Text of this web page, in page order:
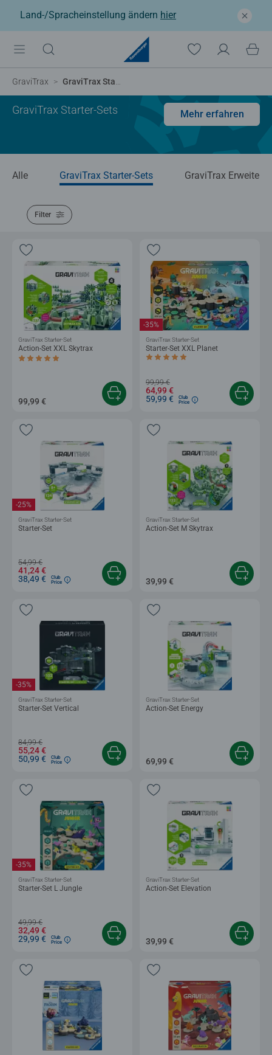
Land-/Spracheinstellung ändern hier
GraviTrax GraviTrax Starter-Set
GraviTrax Starter-Sets Mehr erfahren
Alle GraviTrax Starter-Sets GraviTrax
Filter
Action-Set XXL Skytrax
Durchschnittliche Bewertung 5,0 von 5 Sternen.
GraviTrax Starter-Set
99,99 €
Starter-Set XXL Planet
Durchschnittliche Bewertung 5,0 von 5
-35%
GraviTrax Starter-Set
99,99 €
64,99 €
59,99 €
Club
Price
Starter-Set
-25%
GraviTrax Starter-Set
54,99 €
41,24 €
38,49 €
Club
Price
Action-Set M Skytrax
GraviTrax Starter-Set
39,99 €
Starter-Set Vertical
-35%
GraviTrax Starter-Set
84,99 €
55,24 €
50,99 €
Club
Price
Action-Set Energy
GraviTrax Starter-Set
69,99 €
Starter-Set L Jungle
-35%
GraviTrax Starter-Set
49,99 €
32,49 €
29,99 €
Club
Price
Action-Set Elevation
GraviTrax Starter-Set
39,99 €